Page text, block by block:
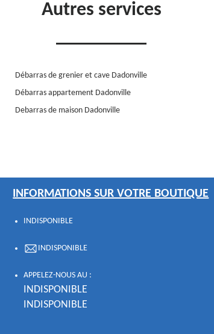
Autres services
Débarras de grenier et cave Dadonville
Débarras appartement Dadonville
Debarras de maison Dadonville
INFORMATIONS SUR VOTRE BOUTIQUE
INDISPONIBLE
INDISPONIBLE
APPELEZ-NOUS AU :
INDISPONIBLE
INDISPONIBLE